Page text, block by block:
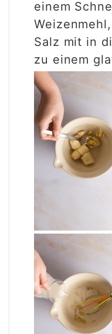
einem
Salz mit in
zu einem